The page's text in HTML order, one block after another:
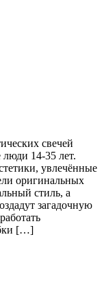
свечей
14-35 лет.
увлечённые
оригинальных
стиль, а
загадочную
[…]